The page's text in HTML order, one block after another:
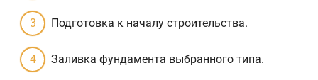
Подготовка к началу строительства.
Заливка фундамента выбранного типа.